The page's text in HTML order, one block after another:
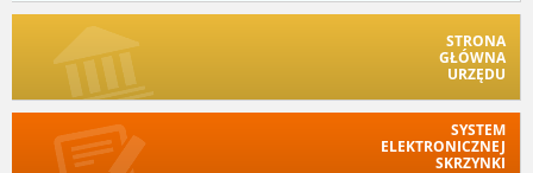
STRONA
GŁÓWNA
URZĘDU
SYSTEM
ELEKTRONICZNEJ
SKRZYNKI